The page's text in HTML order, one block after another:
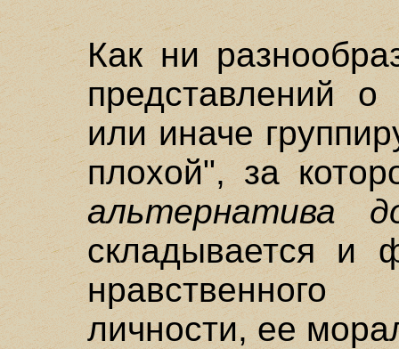
Как ни
представлений
или иначе
плохой", за
альтернатива
складывается и
личности, ее